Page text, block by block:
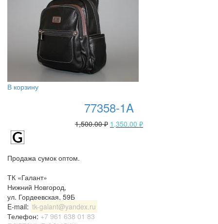
В корзину
77358-1A
1,500.00₽ 1,350.00 ₽
Продажа сумок оптом.
ТК «Галант»
Нижний Новгород,
ул. Гордеевская, 59Б
E-mail: tk-galant@yandex.ru
Телефон: +7 961 638 01 83